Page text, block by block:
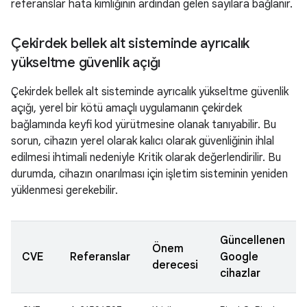
referanslar hata kimliğinin ardından gelen sayılara bağlanır.
Çekirdek bellek alt sisteminde ayrıcalık
yükseltme güvenlik açığı
Çekirdek bellek alt sisteminde ayrıcalık yükseltme güvenlik
açığı, yerel bir kötü amaçlı uygulamanın çekirdek
bağlamında keyfi kod yürütmesine olanak tanıyabilir. Bu
sorun, cihazın yerel olarak kalıcı olarak güvenliğinin ihlal
edilmesi ihtimali nedeniyle Kritik olarak değerlendirilir. Bu
durumda, cihazın onarılması için işletim sisteminin yeniden
yüklenmesi gerekebilir.
CVE Referanslar
Önem
derecesi
Güncellenen
Google
cihazlar